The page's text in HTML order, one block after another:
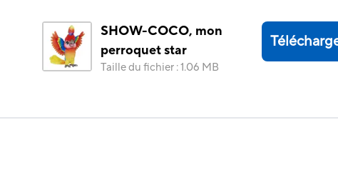
SHOW-COCO, mon
perroquet star
Taille du fichier :1.06 MB